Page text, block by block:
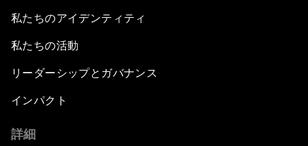
私たちのアイデンティティ
私たちの活動
リーダーシップとガバナンス
インパクト
詳細